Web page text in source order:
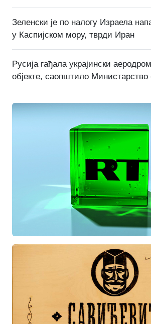
Зеленски је по налогу Израела
у Каспијском мору, тврди Иран
Русија гађала украјински
објекте, саопштило Министарство